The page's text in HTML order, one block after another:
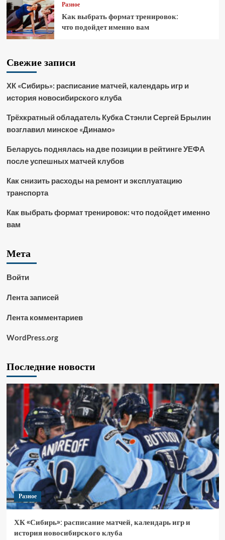
Разное
Как выбрать формат тренировок:
что подойдет именно вам
Свежие записи
ХК «Сибирь»: расписание матчей, календарь игр и
история новосибирского клуба
Трёхкратный обладатель Кубка Стэнли Сергей Брылин
возглавил минское «Динамо»
Беларусь поднялась на две позиции в рейтинге УЕФА
после успешных матчей клубов
Как снизить расходы на ремонт и эксплуатацию
транспорта
Как выбрать формат тренировок: что подойдет именно
вам
Мета
Войти
Лента записей
Лента комментариев
WordPress.org
Последние новости
Разное
ХК «Сибирь»: расписание матчей, календарь игр и
история новосибирского клуба